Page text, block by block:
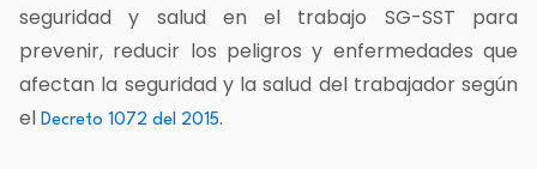
seguridad y salud en el trabajo SG-SST para
prevenir, reducir los peligros y enfermedades que
afectan la seguridad y la salud del trabajador según
el Decreto 1072 del 2015.